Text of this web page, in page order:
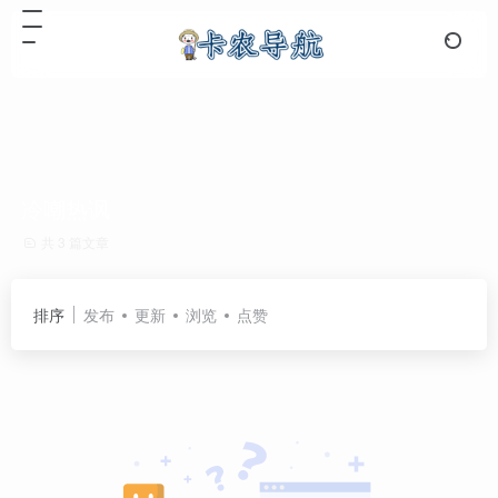
排序 发布 更新 浏览 点赞